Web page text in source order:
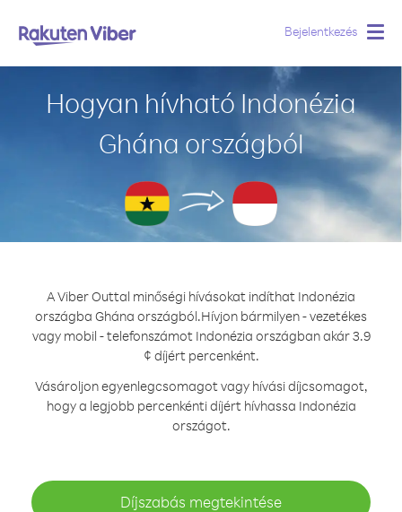
Bejelentkezés
Hogyan hívható Indonézia
Ghána országból
A Viber Outtal minőségi hívásokat indíthat Indonézia
országba Ghána országból.Hívjon bármilyen - vezetékes
vagy mobil - telefonszámot Indonézia országban akár 3.9
¢ díjért percenként.
Vásároljon egyenlegcsomagot vagy hívási díjcsomagot,
hogy a legjobb percenkénti díjért hívhassa Indonézia
országot.
Díjszabás megtekintése